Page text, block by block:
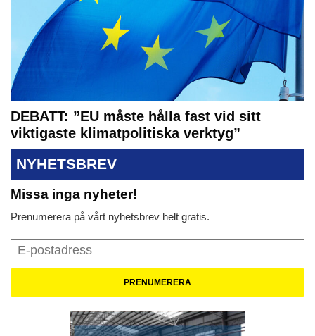
DEBATT: ”EU måste hålla fast vid sitt
viktigaste klimatpolitiska verktyg”
NYHETSBREV
Missa inga nyheter!
Prenumerera på vårt nyhetsbrev helt gratis.